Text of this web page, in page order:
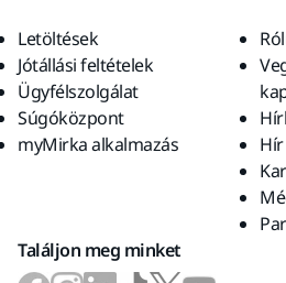
Letöltések
Jótállási feltételek
Ügyfélszolgálat
Súgóközpont
myMirka alkalmazás
Hír
Találjon meg minket